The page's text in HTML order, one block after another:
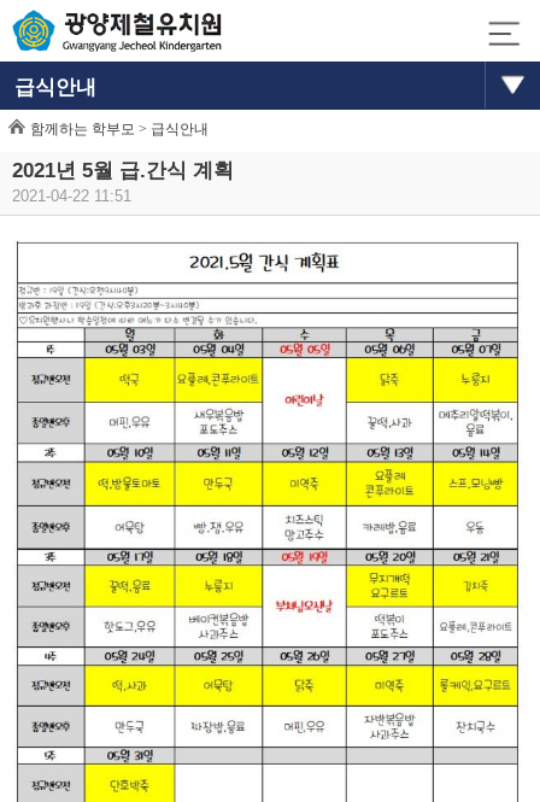
급식안내
함께하는 학부모 > 급식안내
2021년 5월 급.간식 계획
2021-04-22 11:51